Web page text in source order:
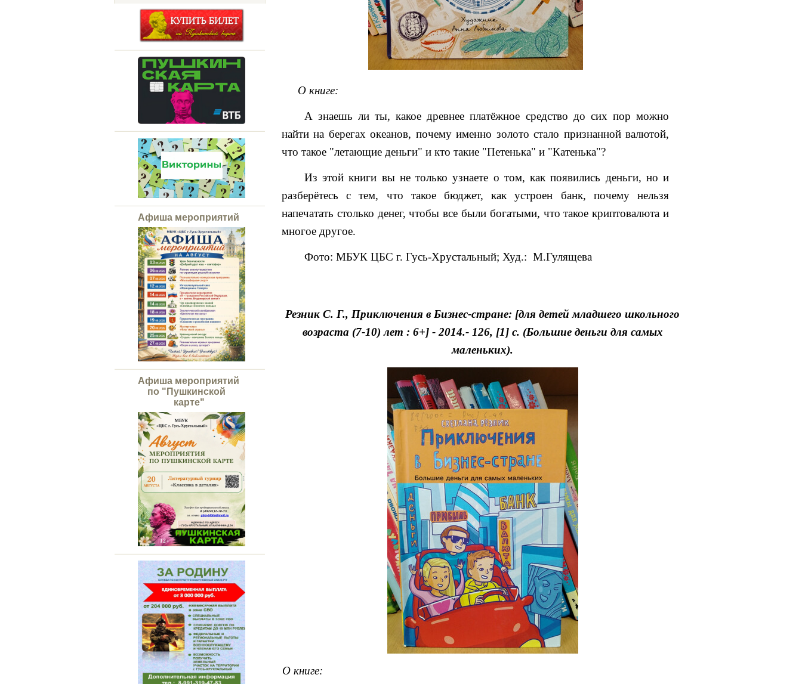
Афиша мероприятий
Афиша мероприятий
по "Пушкинской
карте"
О книге:
А знаешь ли ты, какое древнее платёжное средство до сих пор можно
найти на берегах океанов, почему именно золото стало признанной валютой,
что такое "летающие деньги" и кто такие "Петенька" и "Катенька"?
Из этой книги вы не только узнаете о том, как появились деньги, но и
разберётесь с тем, что такое бюджет, как устроен банк, почему нельзя
напечатать столько денег, чтобы все были богатыми, что такое криптовалюта и
многое другое.
Фото: МБУК ЦБС г. Гусь-Хрустальный; Худ.: М.Гулящева
Резник С. Г., Приключения в Бизнес-стране: [для детей младшего школьного
возраста (7-10) лет : 6+] - 2014.- 126, [1] с. (Большие деньги для самых
маленьких).
О книге: